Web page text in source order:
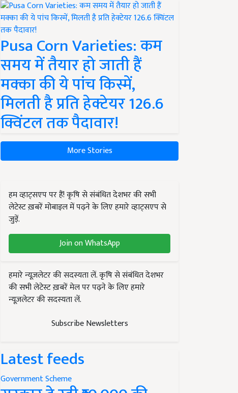
Pusa Corn Varieties: कम
समय में तैयार हो जाती हैं
मक्का की ये पांच किस्में,
मिलती है प्रति हेक्टेयर 126.6
क्विंटल तक पैदावार!
More Stories
हम व्हाट्सएप पर हैं! कृषि से संबंधित देशभर की सभी
लेटेस्ट ख़बरें मोबाइल में पढ़ने के लिए हमारे व्हाट्सएप से
जुड़ें.
Join on WhatsApp
हमारे न्यूज़लेटर की सदस्यता लें. कृषि से संबंधित देशभर
की सभी लेटेस्ट ख़बरें मेल पर पढ़ने के लिए हमारे
न्यूज़लेटर की सदस्यता लें.
Subscribe Newsletters
Latest feeds
Government Scheme